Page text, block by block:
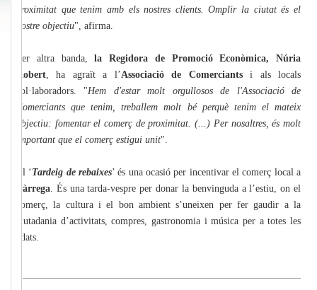
proximitat que tenim amb els nostres clients. Omplir la ciutat és el
nostre objectiu", afirma.
Per altra banda,la Regidora de Promoció Econòmica, Núria
Robert, ha agraït a l’Associació de Comerciantsi als locals
col·laboradors. "Hem d'estar molt orgullosos de l'Associació de
Comerciants que tenim, treballem molt bé perquè tenim el mateix
objectiu: fomentar el comerç de proximitat. (...) Per nosaltres, és molt
important que el comerç estigui unit".
El ‘Tardeig de rebaixes’ és una ocasió per incentivar el comerç local a
Tàrrega. És una tarda-vespre per donar la benvinguda a l’estiu, on el
comerç, la cultura i el bon ambient s’uneixen per fer gaudir a la
ciutadania d’activitats, compres, gastronomia i música per a totes les
edats.